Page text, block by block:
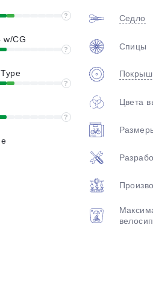
?
w/CG
?
?
?
Седло
Спицы
Цвета